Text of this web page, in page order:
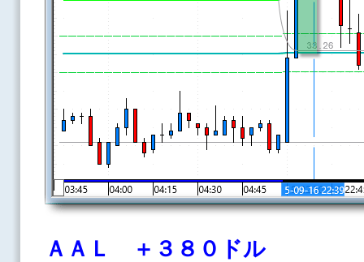
ＡＡＬ ＋３８０ドル